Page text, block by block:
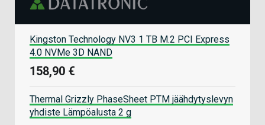
Kingston Technology NV3 1 TB M.2 PCI Express
4.0 NVMe 3D NAND
158,90 €
Thermal Grizzly PhaseSheet PTM jäähdytyslevyn
yhdiste Lämpöalusta 2 g